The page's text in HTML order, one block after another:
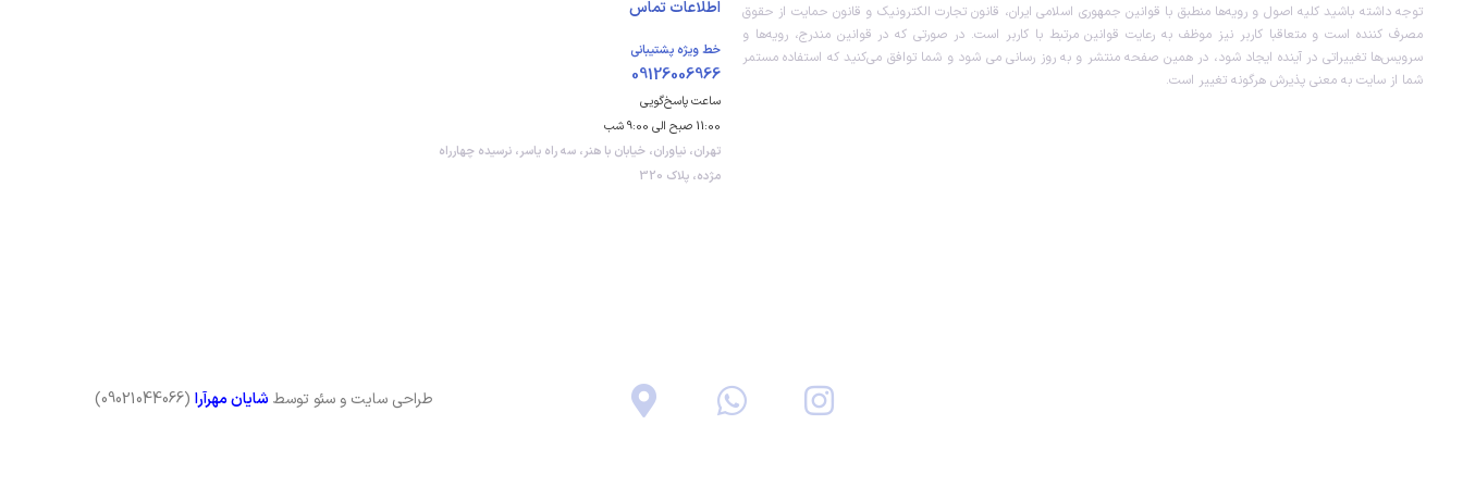
:دارد
مناسب برای
:تمامی دستگاه ها
سریع PD3.0/ QC3.0/ BC1.2/
Apple 2.4
توجه داشته باشید کلیه اصول و رویه‏‌ها منطبق با قوانین جمهوری اسلامی ایران، قانون تجارت الکترونیک و قانون حمایت از حقوق
مصرف کننده است و متعاقبا کاربر نیز موظف به رعایت قوانین مرتبط با کاربر است. در صورتی که در قوانین مندرج، رویه‏‌ها و
سرویس‏‌ها تغییراتی در آینده ایجاد شود، در همین صفحه منتشر و به روز رسانی می شود و شما توافق می‏‌کنید که استفاده مستمر
شما از سایت به معنی پذیرش هرگونه تغییر است.
اطلاعات تماس
خط ویژه پشتیبانی
09126006966
ساعت پاسخ‌گویی
11:00 صبح الی 9:00 شب
تهران، نیاوران، خیابان با هنر، سه راه یاسر، نرسیده چهارراه
مژده، پلاک 320
طراحی سایت و سئو توسط شایان مهرآرا (09021044066)